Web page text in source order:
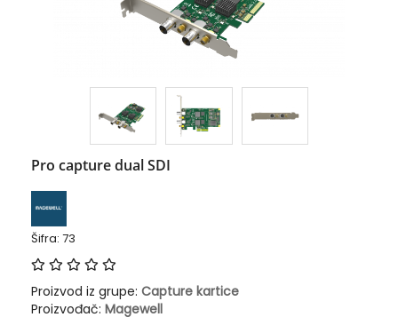
Pro capture dual SDI
Šifra: 73
Proizvod iz grupe: Capture kartice
Proizvođač: Magewell